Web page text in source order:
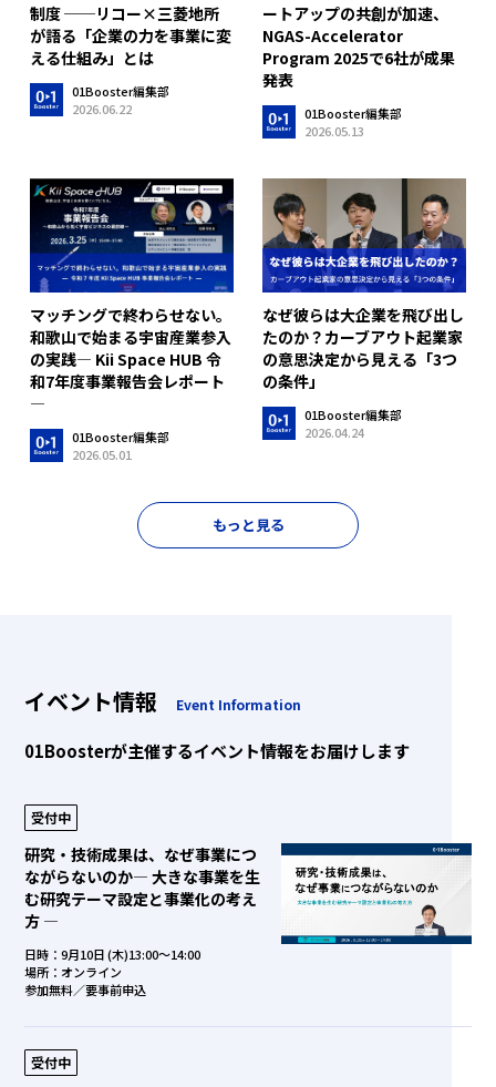
制度 ──リコー×三菱地所
が語る「企業の力を事業に変
える仕組み」とは
01Booster編集部
2026.06.22
ートアップの共創が加速、
NGAS-Accelerator
Program 2025で6社が成果
発表
01Booster編集部
2026.05.13
マッチングで終わらせない。
和歌山で始まる宇宙産業参入
の実践― Kii Space HUB 令
和7年度事業報告会レポート
―
01Booster編集部
2026.05.01
なぜ彼らは大企業を飛び出し
たのか？カーブアウト起業家
の意思決定から見える「3つ
の条件」
01Booster編集部
2026.04.24
もっと見る
イベント情報 Event Information
01Boosterが主催するイベント情報をお届けします
受付中
研究・技術成果は、なぜ事業につ
ながらないのか― 大きな事業を生
む研究テーマ設定と事業化の考え
方 ―
日時：9月10日 (木)13:00～14:00
場所：オンライン
参加無料／要事前申込
受付中